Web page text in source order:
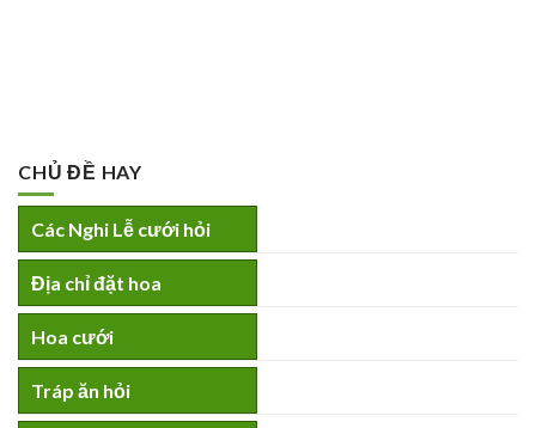
CHỦ ĐỀ HAY
Các Nghi Lễ cưới hỏi
Địa chỉ đặt hoa
Hoa cưới
Tráp ăn hỏi